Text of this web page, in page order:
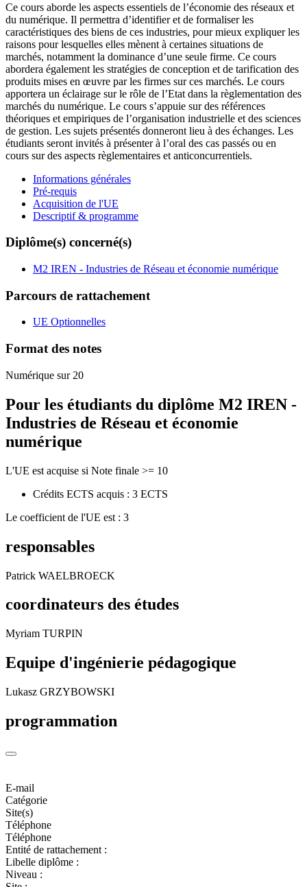
Ce cours aborde les aspects essentiels de l’économie des réseaux et
du numérique. Il permettra d’identifier et de formaliser les
caractéristiques des biens de ces industries, pour mieux expliquer les
raisons pour lesquelles elles mènent à certaines situations de
marchés, notamment la dominance d’une seule firme. Ce cours
abordera également les stratégies de conception et de tarification des
produits mises en œuvre par les firmes sur ces marchés. Le cours
apportera un éclairage sur le rôle de l’Etat dans la règlementation des
marchés du numérique. Le cours s’appuie sur des références
théoriques et empiriques de l’organisation industrielle et des sciences
de gestion. Les sujets présentés donneront lieu à des échanges. Les
étudiants seront invités à présenter à l’oral des cas passés ou en
cours sur des aspects règlementaires et anticoncurrentiels.
Informations générales
Pré-requis
Acquisition de l'UE
Descriptif & programme
Diplôme(s) concerné(s)
M2 IREN - Industries de Réseau et économie numérique
Parcours de rattachement
UE Optionnelles
Format des notes
Numérique sur 20
Pour les étudiants du diplôme M2 IREN -
Industries de Réseau et économie
numérique
L'UE est acquise si Note finale >= 10
Crédits ECTS acquis : 3 ECTS
Le coefficient de l'UE est : 3
responsables
Patrick WAELBROECK
coordinateurs des études
Myriam TURPIN
Equipe d'ingénierie pédagogique
Lukasz GRZYBOWSKI
programmation
E-mail
Catégorie
Site(s)
Téléphone
Téléphone
Entité de rattachement :
Libelle diplôme :
Niveau :